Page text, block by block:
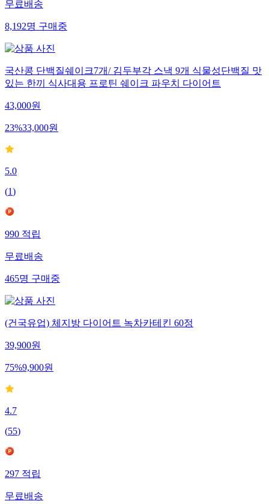
무료배송
8,192명구매중
국산콩 단백질쉐이크7개/ 김두부각 스낵 9개 식물성단백질 맛
있는 한끼 식사대용 프로틴 쉐이크 파우치 다이어트
43,000원
23%33,000원
5.0
(1)
990적립
무료배송
465명구매중
(건국유업) 체지방 다이어트 녹차카테킨 60정
39,900원
75%9,900원
4.7
(55)
297적립
무료배송